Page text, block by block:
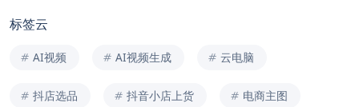
标签云
AI视频 AI视频生成 云电脑
抖店选品 抖音小店上货 电商主图